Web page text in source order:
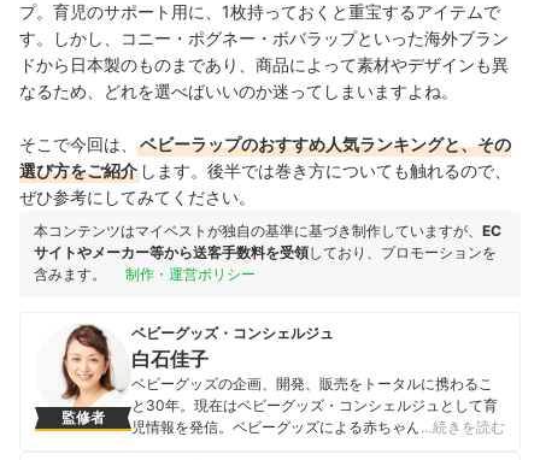
プ。育児のサポート用に、1枚持っておくと重宝するアイテムで
す。しかし、コニー・ポグネー・ボバラップといった海外ブラン
ドから日本製のものまであり、商品によって素材やデザインも異
なるため、どれを選べばいいのか迷ってしまいますよね。
そこで今回は、 ベビーラップのおすすめ人気ランキングと、その
選び方をご紹介 します。後半では巻き方についても触れるので、
ぜひ参考にしてみてください。
本コンテンツはマイベストが独自の基準に基づき制作していますが、 EC
サイトやメーカー等から送客手数料を受領しており、プロモーションを
含みます。
制作・運営ポリシー
監修者
ベビーグッズ・コンシェルジュ
白石佳子
ベビーグッズの企画、開発、販売をトータルに携わるこ
と30年。現在はベビーグッズ・コンシェルジュとして育
児情報を発信。ベビーグッズによる赤ちゃんの事故を減
…続きを読む